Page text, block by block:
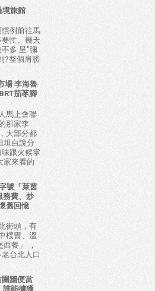
境旅館
例前往馬
忙。幾天
多 呈"彌
?整個肩膀
場 李海魯
茄苳腳
馬上會聯
那家李
大部分都
坦白說分
跟火候掌
家來看的
號「萊茵
務費、炒
舊回憶
街頭，有
樸實、溫
餐」 ，
台北人口
圍牆便當
誰能擄獲